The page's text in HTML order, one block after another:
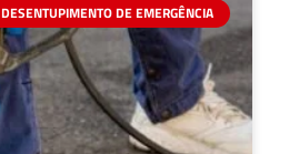
DESENTUPIMENTO DE EMERGÊNCIA